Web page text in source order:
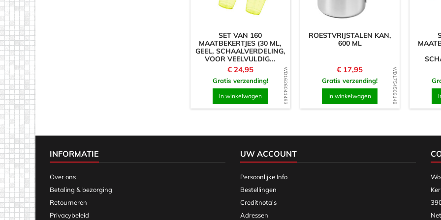
WD1626041493
SET VAN 160
MAATBEKERTJES (30 ML,
GEEL, SCHAALVERDELING,
VOOR VEELVULDIG...
Prijs
€ 24,95
Gratis verzending!
In winkelwagen WD1754509149
ROESTVRIJSTALEN KAN,
600 ML
Prijs
€ 17,95
Gratis verzending!
In winkelwagen
INFORMATIE
Over ons
Betaling & bezorging
Retourneren
Privacybeleid
UW ACCOUNT
Persoonlijke Info
Bestellingen
Creditnota's
Adressen